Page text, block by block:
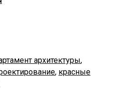
архитектуры,
, красные